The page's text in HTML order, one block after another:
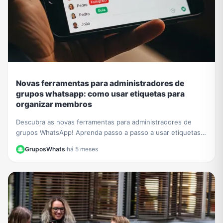
Novas ferramentas para administradores de
grupos whatsapp: como usar etiquetas para
organizar membros
Descubra as novas ferramentas para administradores de
grupos WhatsApp! Aprenda passo a passo a usar etiquetas
para organizar membros e otimizar sua gestão.
GruposWhats·há 5 meses